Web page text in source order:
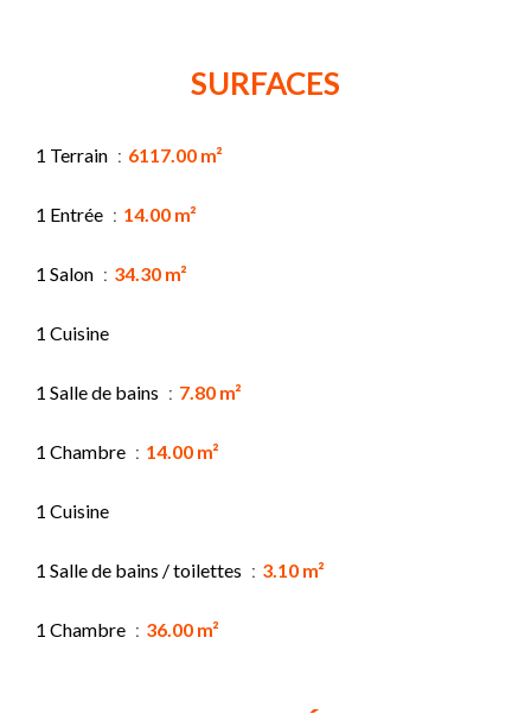
SURFACES
1 Terrain 6117.00 m²
1 Entrée 14.00 m²
1 Salon 34.30 m²
1 Cuisine
1 Salle de bains 7.80 m²
1 Chambre 14.00 m²
1 Cuisine
1 Salle de bains / toilettes 3.10 m²
1 Chambre 36.00 m²